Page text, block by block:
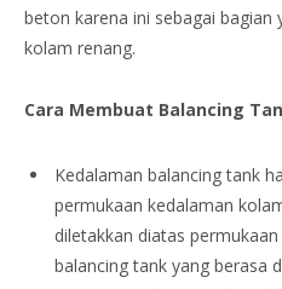
beton karena ini sebagai
kolam renang.
Cara Membuat Balancing
Kedalaman balancing tank
permukaan kedalaman
diletakkan diatas
balancing tank yang berasa